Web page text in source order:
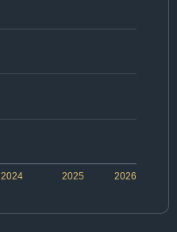
2025
2024 2026